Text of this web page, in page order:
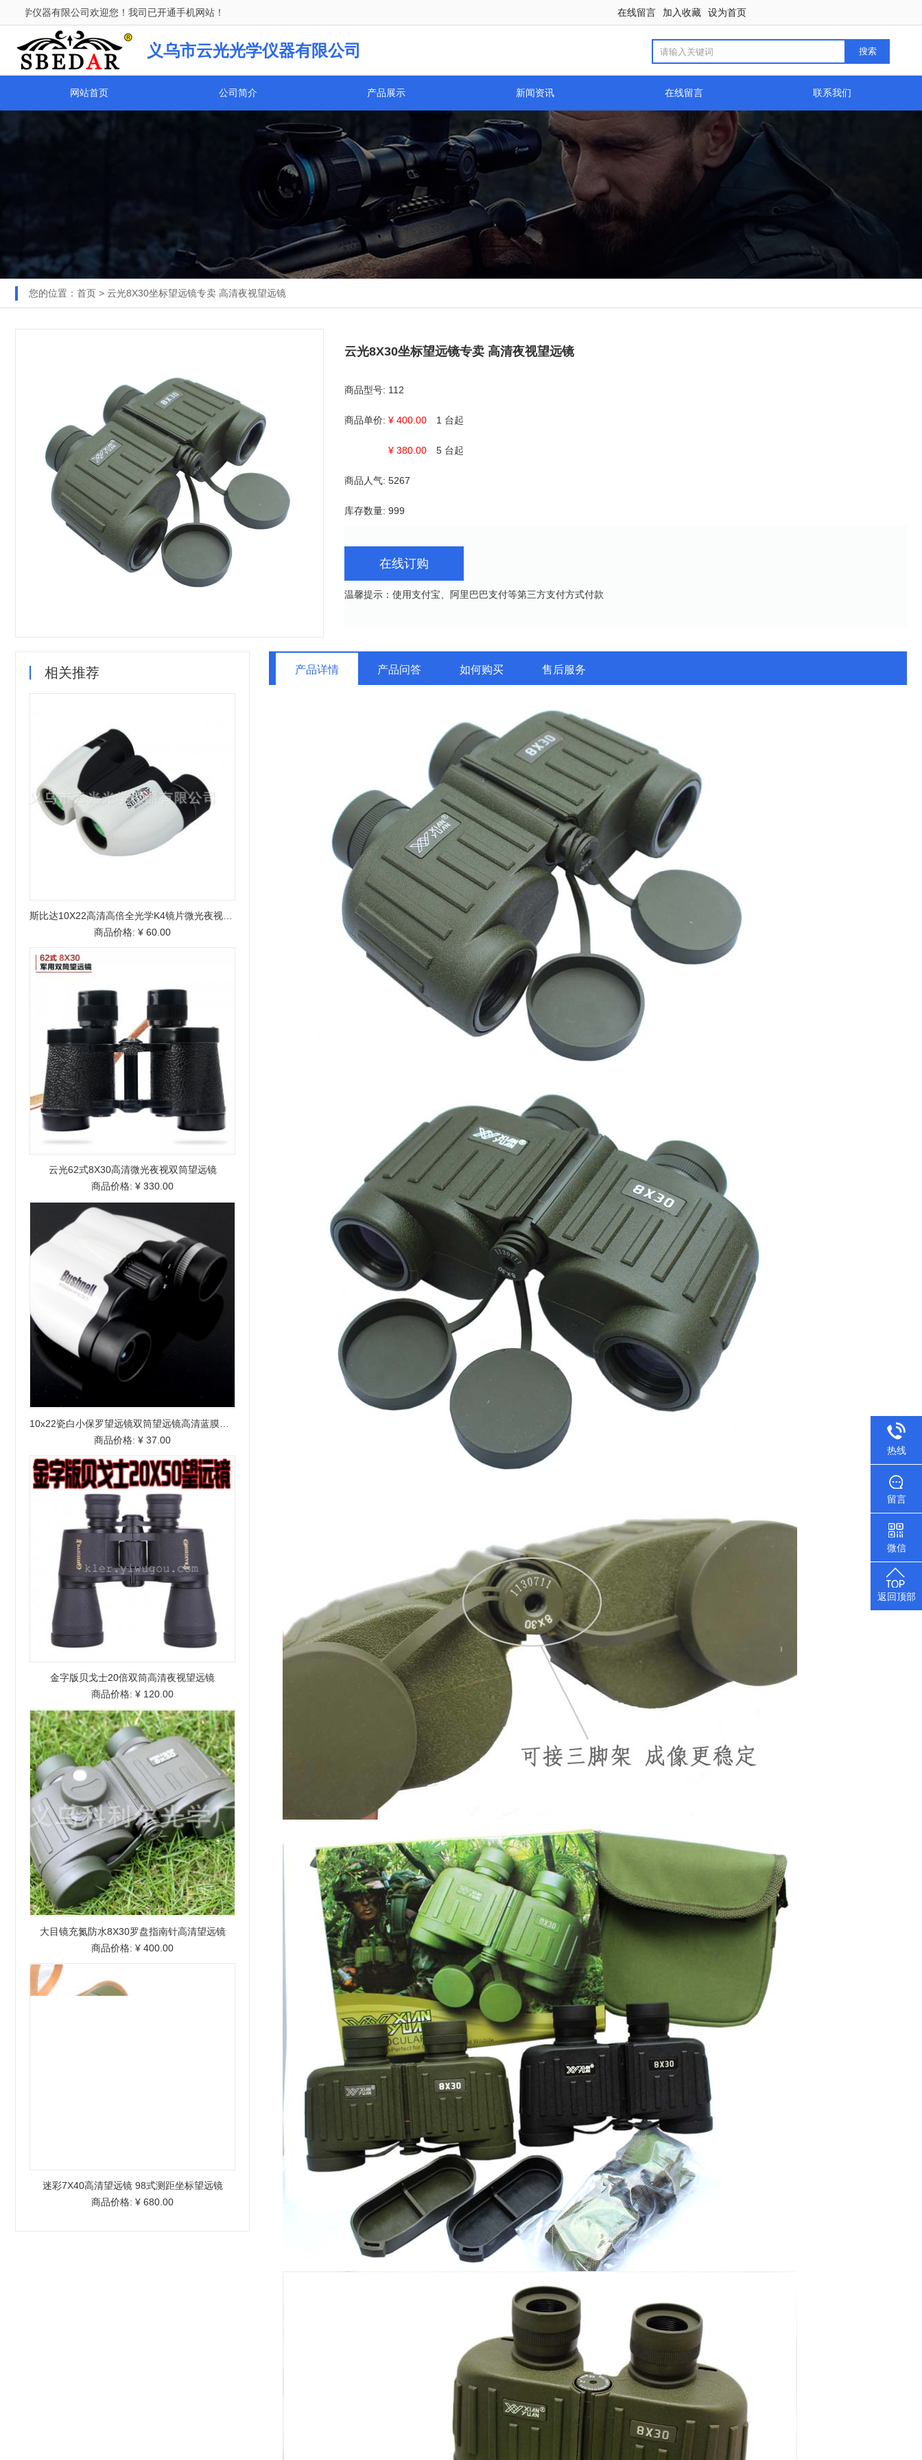
器有限公司欢迎您！我司已开通手机网站！ 在线留言 加入收藏 设为首页
义乌市云光光学仪器有限公司
网站首页 公司简介 产品展示 新闻资讯 在线留言 联系我们
您的位置： 首页 > 云光8X30坐标望远镜专卖 高清夜视望远镜
云光8X30坐标望远镜专卖 高清夜视望远镜
商品型号:
商品单价:
商品人气:
库存数量:
112
¥ 400.00 1 台起
¥ 380.00 5 台起
5267
999
在线订购
温馨提示：使用支付宝、阿里巴巴支付等第三方支付方式付款
相关推荐
商品价格: ¥ 60.00
云光62式8X30高清微光夜视双筒望远镜
商品价格: ¥ 330.00
商品价格: ¥ 37.00
金字版贝戈士20倍双筒高清夜视望远镜
商品价格: ¥ 120.00
大目镜充氮防水8X30罗盘指南针高清望远镜
商品价格: ¥ 400.00
迷彩7X40高清望远镜 98式测距坐标望远镜
商品价格: ¥ 680.00
产品详情 产品问答 如何购买 售后服务
热线
留言
微信
返回顶部